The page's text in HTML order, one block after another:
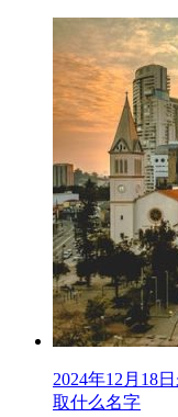
2024年12月18
取什么名字